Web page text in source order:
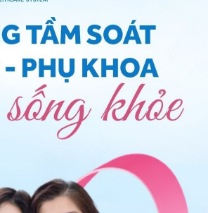
đang nhiễm virus?” Bạn
vấn cụ thể hơn.
Sản phụ khoa - Khoa Sản -
hoặc đặt
để quản lý, theo dõi